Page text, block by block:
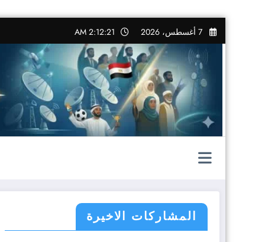
التجاوز
إلى
المحتوى
7 أغسطس، 2026 2:12:22 AM
المشاركات الاخيرة